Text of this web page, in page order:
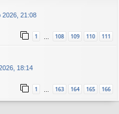
2026, 21:08
1 108 109 110 111
18:14
1 163 164 165 166